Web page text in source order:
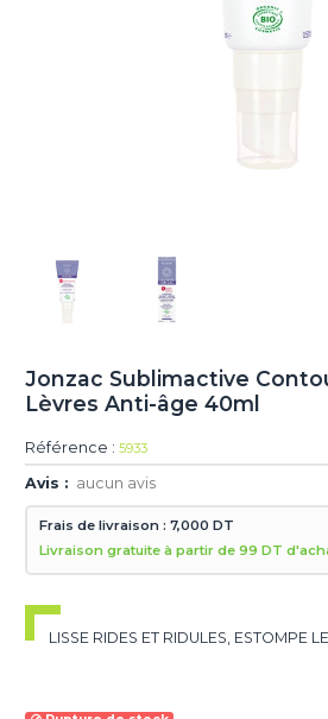
Jonzac Sublimactive
Lèvres Anti-âge 40ml
Référence : 5933
Avis : aucun avis
Frais de livraison : 7,000 DT
Livraison gratuite à partir de 99 DT
LISSE RIDES ET RIDULES, ESTOMPE